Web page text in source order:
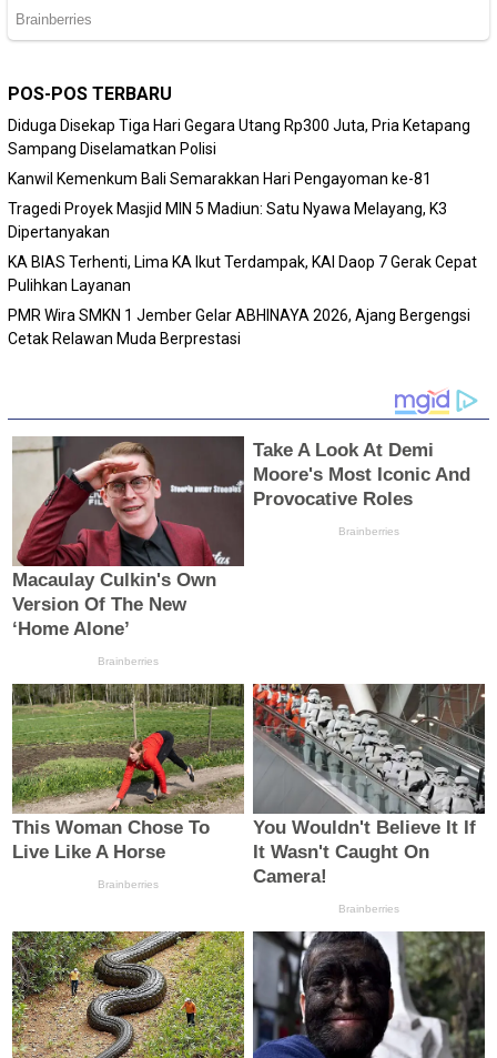
POS-POS TERBARU
Diduga Disekap Tiga Hari Gegara Utang Rp300 Juta, Pria Ketapang
Sampang Diselamatkan Polisi
Kanwil Kemenkum Bali Semarakkan Hari Pengayoman ke-81
Tragedi Proyek Masjid MIN 5 Madiun: Satu Nyawa Melayang, K3
Dipertanyakan
KA BIAS Terhenti, Lima KA Ikut Terdampak, KAI Daop 7 Gerak Cepat
Pulihkan Layanan
PMR Wira SMKN 1 Jember Gelar ABHINAYA 2026, Ajang Bergengsi
Cetak Relawan Muda Berprestasi